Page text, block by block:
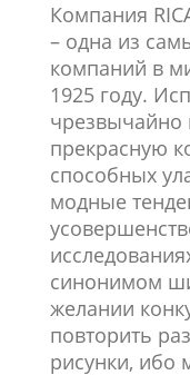
Компания
– одна из
компаний в
1925 году.
чрезвычайно
прекрасную
способных
модные
синонимом
желании
повторить
рисунки, ибо